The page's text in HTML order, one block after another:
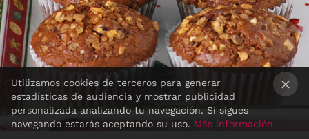
Utilizamos cookies de terceros para generar
estadísticas de audiencia y mostrar publicidad
personalizada analizando tu navegación. Si sigues
navegando estarás aceptando su uso. Más información